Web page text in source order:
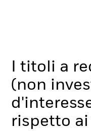
I titoli a
(non
rispetto